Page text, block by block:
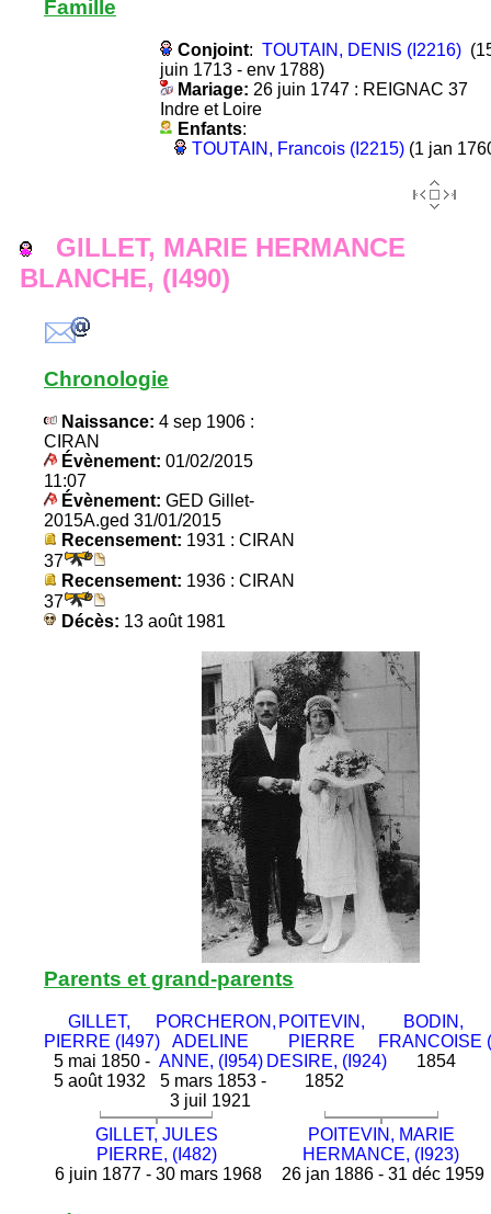
Famille
Conjoint: TOUTAIN, DENIS (I2216)
juin 1713 - env 1788)
Mariage: 26 juin 1747 : REIGNAC 37
Indre et Loire
Enfants:
TOUTAIN, Francois (I2215)(1 jan
GILLET, MARIE HERMANCE
BLANCHE, (I490)
Chronologie
Naissance: 4 sep 1906 :
CIRAN
Évènement: 01/02/2015
11:07
Évènement: GED Gillet-
2015A.ged 31/01/2015
Recensement: 1931 : CIRAN
37
Recensement: 1936 : CIRAN
37
Décès: 13 août 1981
Parents et grand-parents
GILLET,
PIERRE (I497)
5 mai 1850 -
5 août 1932
PORCHERON,
ADELINE
ANNE, (I954)
5 mars 1853 -
3 juil 1921
POITEVIN,
PIERRE
DESIRE, (I924)
1852
BODIN,
FRANCOISE
1854
GILLET, JULES
PIERRE, (I482)
6 juin 1877 - 30 mars 1968
POITEVIN, MARIE
HERMANCE, (I923)
26 jan 1886 - 31 déc 1959